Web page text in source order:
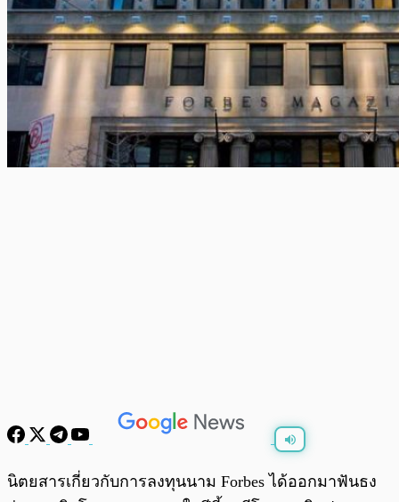
พร้อมเล่น 0:00
นิตยสารเกี่ยวกับการลงทุนนาม Forbes ได้ออกมาฟันธง